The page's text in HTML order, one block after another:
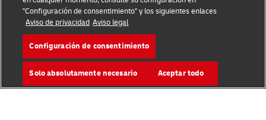
2026 © - todos los derechos reservados
"Configuración de consentimiento" y los siguientes enlaces
Aviso de privacidad Aviso legal
Configuración de consentimiento
Solo absolutamente necesario Aceptar todo